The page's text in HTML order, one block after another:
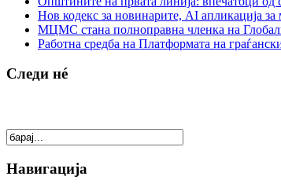
Нов кодекс за новинарите, AI апликација
МЦМС стана полноправна членка на
Работна средба на Платформата на
Следи нé
Навигација